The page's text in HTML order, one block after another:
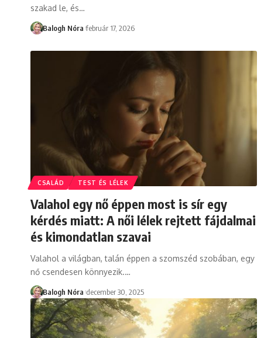
szakad le, és…
Balogh Nóra február 17, 2026
CSALÁD TEST ÉS LÉLEK
Valahol egy nő éppen most is sír egy
kérdés miatt: A női lélek rejtett fájdalmai
és kimondatlan szavai
Valahol a világban, talán éppen a szomszéd szobában, egy
nő csendesen könnyezik.…
Balogh Nóra december 30, 2025